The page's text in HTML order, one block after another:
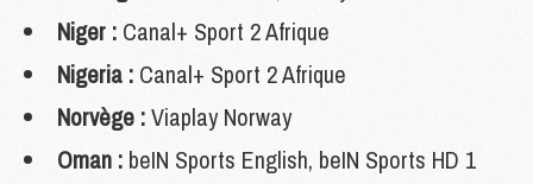
Niger : Canal+ Sport 2 Afrique
Nigeria : Canal+ Sport 2 Afrique
Norvège :Viaplay Norway
Oman : beIN Sports English, beIN Sports HD 1